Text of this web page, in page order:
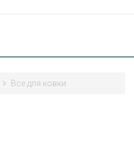
Все для ковки